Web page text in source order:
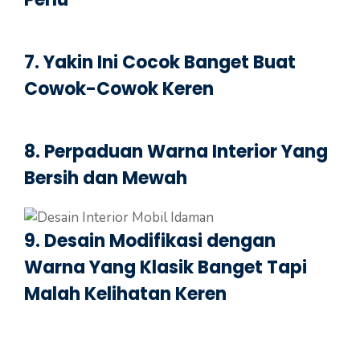
7. Yakin Ini Cocok Banget Buat
Cowok-Cowok Keren
8. Perpaduan Warna Interior Yang
Bersih dan Mewah
9. Desain Modifikasi dengan
Warna Yang Klasik Banget Tapi
Malah Kelihatan Keren